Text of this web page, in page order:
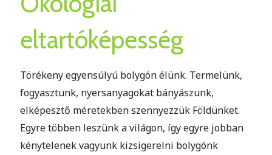
eltartóképesség
Törékeny egyensúlyú bolygón élünk. Termelünk,
fogyasztunk, nyersanyagokat bányászunk,
elképesztő méretekben szennyezzük Földünket.
Egyre többen leszünk a világon, így egyre jobban
kénytelenek vagyunk kizsigerelni bolygónk